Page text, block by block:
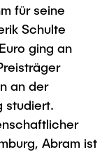
für seine
Schulte
ging an
an der
studiert.
Abram ist